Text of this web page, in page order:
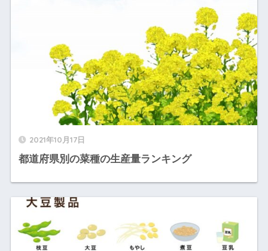
2021年10月17日
都道府県別の菜種の生産量ランキング